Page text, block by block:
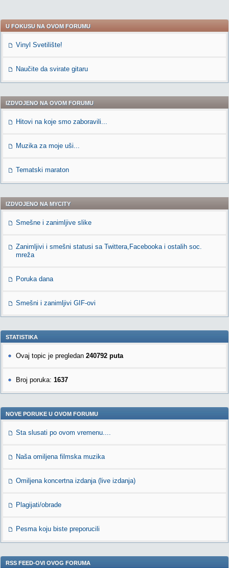
U FOKUSU NA OVOM FORUMU
Vinyl Svetilište!
Naučite da svirate gitaru
IZDVOJENO NA OVOM FORUMU
Hitovi na koje smo zaboravili...
Muzika za moje uši...
Tematski maraton
IZDVOJENO NA MYCITY
Smešne i zanimljive slike
Zanimljivi i smešni statusi sa Twittera,Facebooka i ostalih soc.
mreža
Poruka dana
Smešni i zanimljivi GIF-ovi
STATISTIKA
Ovaj topic je pregledan 240792 puta
Broj poruka: 1637
NOVE PORUKE U OVOM FORUMU
Sta slusati po ovom vremenu....
Naša omiljena filmska muzika
Omiljena koncertna izdanja (live izdanja)
Plagijati/obrade
Pesma koju biste preporucili
RSS FEED-OVI OVOG FORUMA